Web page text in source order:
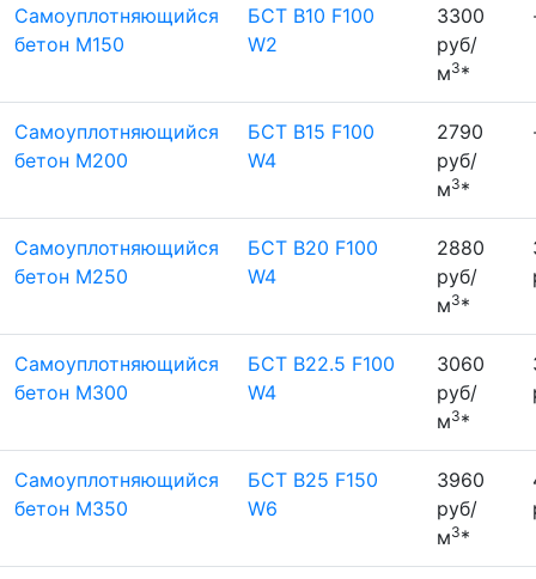
Самоуплотняющийся
бетон М150
БСТ В10 F100
W2
3300
руб/
м3*
Самоуплотняющийся
бетон М200
БСТ B15 F100
W4
2790
руб/
м3*
Самоуплотняющийся
бетон М250
БСТ B20 F100
W4
2880
руб/
м3*
Самоуплотняющийся
бетон М300
БСТ B22.5 F100
W4
3060
руб/
м3*
Самоуплотняющийся
бетон М350
БСТ B25 F150
W6
3960
руб/
м3*